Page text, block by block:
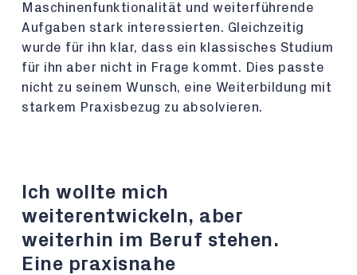
Maschinenfunktionalität und weiterführende
Aufgaben stark interessierten. Gleichzeitig
wurde für ihn klar, dass ein klassisches Studium
für ihn aber nicht in Frage kommt. Dies passte
nicht zu seinem Wunsch, eine Weiterbildung mit
starkem Praxisbezug zu absolvieren.
Ich wollte mich
weiterentwickeln, aber
weiterhin im Beruf stehen.
Eine praxisnahe